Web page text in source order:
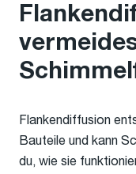
Flankendiffusion
Bauteile und kann
du, wie sie